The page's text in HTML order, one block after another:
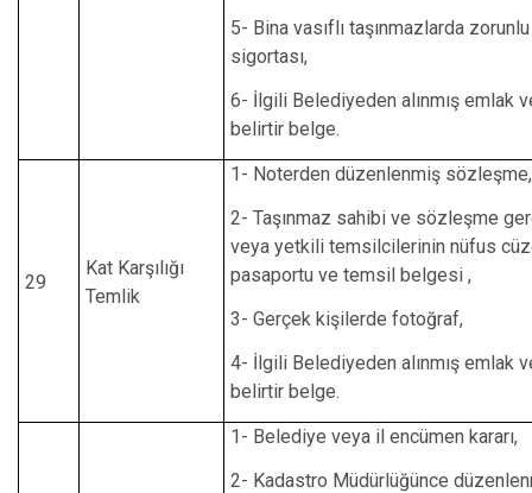
5- Bina vasıflı taşınmazlarda
sigortası,
6- İlgili Belediyeden alınmış emlak
belirtir belge.
29
Kat Karşılığı
Temlik
1- Noterden düzenlenmiş sözleşme,
2- Taşınmaz sahibi ve sözleşme
veya yetkili temsilcilerinin nüfus
pasaportu ve temsil belgesi ,
3- Gerçek kişilerde fotoğraf,
4- İlgili Belediyeden alınmış emlak
belirtir belge.
1- Belediye veya il encümen kararı,
2- Kadastro Müdürlüğünce